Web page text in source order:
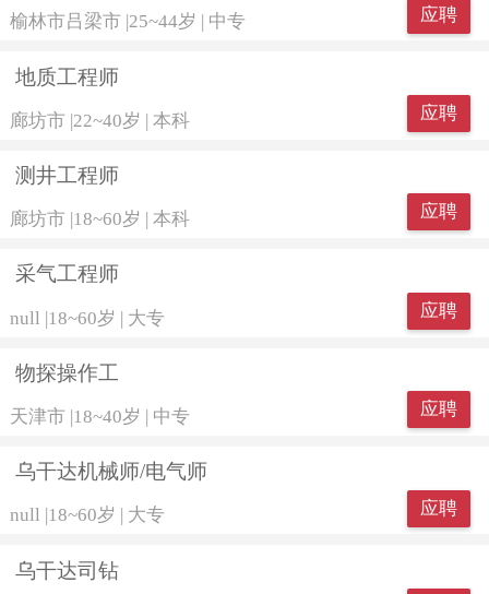
榆林市吕梁市 25~44岁 中专 应聘
地质工程师
廊坊市 |22~40岁 | 本科 应聘
测井工程师
廊坊市 18~60岁 本科 应聘
采气工程师
null |18~60岁 | 大专 应聘
物探操作工
天津市 |18~40岁 | 中专 应聘
乌干达机械师/电气师
null 18~60岁 大专 应聘
乌干达司钻